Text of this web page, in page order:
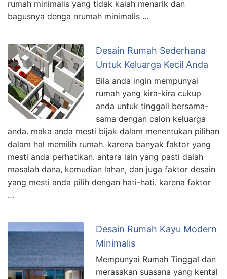
rumah minimalis yang tidak kalah menarik dan
bagusnya denga nrumah minimalis …
Desain Rumah Sederhana
Untuk Keluarga Kecil Anda
Bila anda ingin mempunyai
rumah yang kira-kira cukup
anda untuk tinggali bersama-
sama dengan calon keluarga
anda. maka anda mesti bijak dalam menentukan pilihan
dalam hal memilih rumah. karena banyak faktor yang
mesti anda perhatikan. antara lain yang pasti dalah
masalah dana, kemudian lahan, dan juga faktor desain
yang mesti anda pilih dengan hati-hati. karena faktor
…
Desain Rumah Kayu Modern
Minimalis
Mempunyai Rumah Tinggal dan
merasakan suasana yang kental